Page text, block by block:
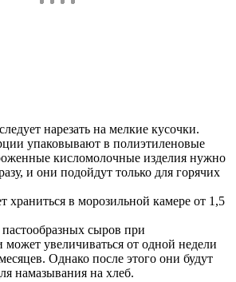
нарезать на мелкие кусочки.
упаковывают в полиэтиленовые
кисломолочные изделия нужно
и они подойдут только для горячих
храниться в морозильной камере от 1,5
сыров при
увеличиваться от одной недели
Однако после этого они будут
намазывания на хлеб.